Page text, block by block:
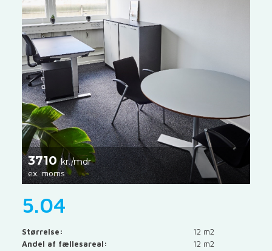
3710kr./mdr
ex. moms
5.04
Størrelse:
12 m2
Andel af fællesareal:
12 m2